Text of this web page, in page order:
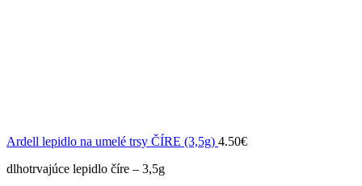
Ardell lepidlo na umelé trsy ČÍRE (3,5g) 4.50€
dlhotrvajúce lepidlo číre – 3,5g